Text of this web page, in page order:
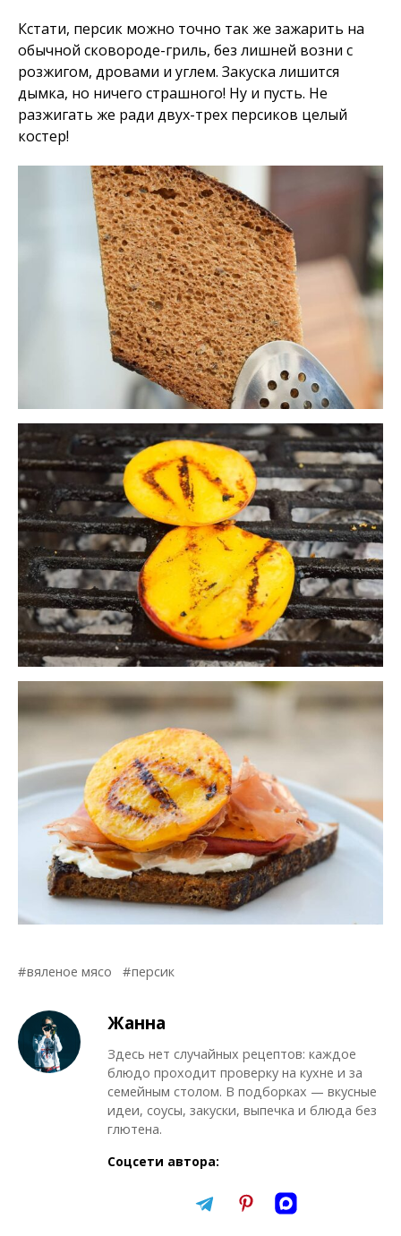
Кстати, персик можно точно так же зажарить на
обычной сковороде-гриль, без лишней возни с
розжигом, дровами и углем. Закуска лишится
дымка, но ничего страшного! Ну и пусть. Не
разжигать же ради двух-трех персиков целый
костер!
вяленое мясо персик
Жанна
Здесь нет случайных рецептов: каждое
блюдо проходит проверку на кухне и за
семейным столом. В подборках — вкусные
идеи, соусы, закуски, выпечка и блюда без
глютена.
Соцсети автора: